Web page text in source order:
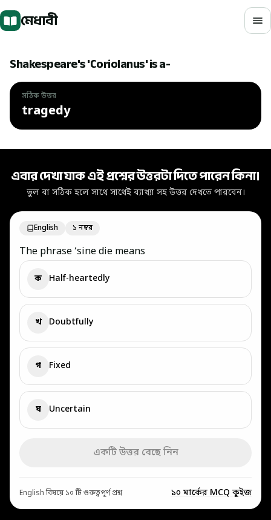
মূল বিষয়বস্তুতে যান
মেধাবী
Shakespeare's 'Coriolanus' is a-
সঠিক উত্তর
tragedy
সঠিক উত্তর: tragedy
এবার দেখা যাক এই প্রশ্নের উত্তরটা দিতে পারেন কিনা।
ভুল বা সঠিক হলে সাথে সাথেই ব্যাখ্যা সহ উত্তর দেখতে পারবেন।
English ১ নম্বর
The phrase ‘sine die means
ক Half-heartedly
খ Doubtfully
গ Fixed
ঘ Uncertain
একটি উত্তর বেছে নিন
English বিষয়ে ১০ টি গুরুত্বপূর্ণ প্রশ্ন ১০ মার্কের MCQ কুইজ